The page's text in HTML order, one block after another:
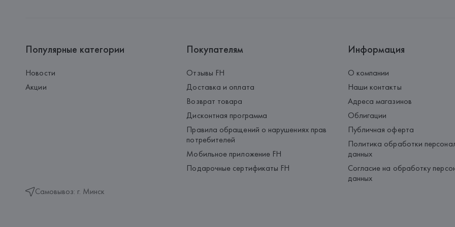
Популярные категории
Новости
Акции
Самовывоз: г. Минск
Покупателям
Отзывы FH
Доставка и оплата
Возврат товара
Дисконтная программа
Правила обращений о нарушениях прав
потребителей
Мобильное приложение FH
Подарочные сертификаты FH
Информация
О компании
Наши контакты
Адреса магазинов
Облигации
Публичная оферта
Политика обработки
данных
Согласие на обработку
данных